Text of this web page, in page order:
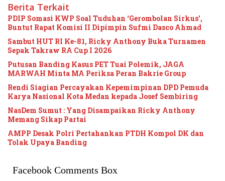
Berita Terkait
PDIP Somasi KWP Soal Tuduhan ‘Gerombolan Sirkus’,
Buntut Rapat Komisi II Dipimpin Sufmi Dasco Ahmad
Sambut HUT RI Ke-81, Ricky Anthony Buka Turnamen
Sepak Takraw RA Cup I 2026
Putusan Banding Kasus PET Tuai Polemik, JAGA
MARWAH Minta MA Periksa Peran Bakrie Group
Rendi Siagian Percayakan Kepemimpinan DPD Pemuda
Karya Nasional Kota Medan kepada Josef Sembiring
NasDem Sumut : Yang Disampaikan Ricky Anthony
Memang Sikap Partai
AMPP Desak Polri Pertahankan PTDH Kompol DK dan
Tolak Upaya Banding
Facebook Comments Box